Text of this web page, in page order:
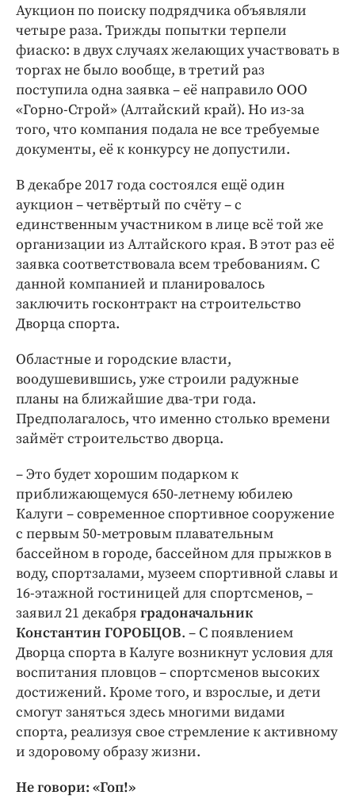
Аукцион по поиску подрядчика объявляли
четыре раза. Трижды попытки терпели
фиаско: в двух случаях желающих участвовать в
торгах не было вообще, в третий раз
поступила одна заявка – её направило ООО
«Горно-Строй» (Алтайский край). Но из-за
того, что компания подала не все требуемые
документы, её к конкурсу не допустили.
В декабре 2017 года состоялся ещё один
аукцион – четвёртый по счёту – с
единственным участником в лице всё той же
организации из Алтайского края. В этот раз её
заявка соответствовала всем требованиям. С
данной компанией и планировалось
заключить госконтракт на строительство
Дворца спорта.
Областные и городские власти,
воодушевившись, уже строили радужные
планы на ближайшие два-три года.
Предполагалось, что именно столько времени
займёт строительство дворца.
– Это будет хорошим подарком к
приближающемуся 650-летнему юбилею
Калуги – современное спортивное сооружение
с первым 50-метровым плавательным
бассейном в городе, бассейном для прыжков в
воду, спортзалами, музеем спортивной славы и
16-этажной гостиницей для спортсменов, –
заявил 21 декабря градоначальник
Константин ГОРОБЦОВ. – С появлением
Дворца спорта в Калуге возникнут условия для
воспитания пловцов – спортсменов высоких
достижений. Кроме того, и взрослые, и дети
смогут заняться здесь многими видами
спорта, реализуя свое стремление к активному
и здоровому образу жизни.
Не говори: «Гоп!»